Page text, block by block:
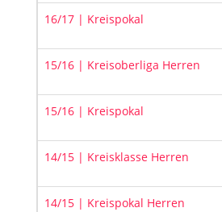
16/17 | Kreispokal
15/16 | Kreisoberliga Herren
15/16 | Kreispokal
14/15 | Kreisklasse Herren
14/15 | Kreispokal Herren